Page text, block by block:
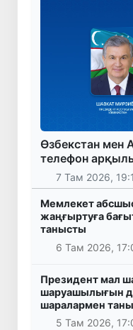
Өзбекстан мен
телефон
7 Там 2026,
Мемлекет
жаңғыртуға
танысты
6 Там 2026,
Президент мал
шаруашылығын
шаралармен
5 Там 2026,